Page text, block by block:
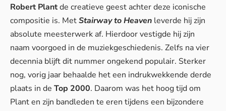
Robert Plantde creatieve geest achter deze iconische
compositie is. MetStairway to Heaven leverde hij zijn
absolute meesterwerk af. Hierdoor vestigde hij zijn
naam voorgoed in de muziekgeschiedenis. Zelfs na vier
decennia blijft dit nummer ongekend populair. Sterker
nog, vorig jaar behaalde het een indrukwekkende derde
plaats in de Top 2000. Daarom was het hoog tijd om
Plant en zijn bandleden te eren tijdens een bijzondere